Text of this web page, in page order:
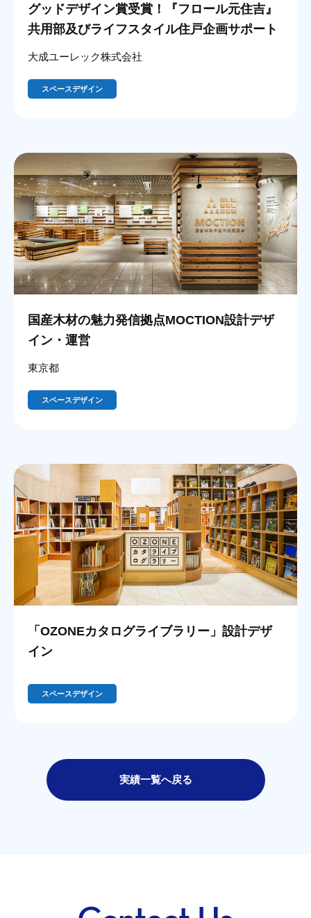
グッドデザイン賞受賞！『フロール元住吉』
共用部及びライフスタイル住戸企画サポート
大成ユーレック株式会社
スペースデザイン
国産木材の魅力発信拠点MOCTION設計デザ
イン・運営
東京都
スペースデザイン
「OZONEカタログライブラリー」設計デザ
イン
スペースデザイン
実績一覧へ戻る